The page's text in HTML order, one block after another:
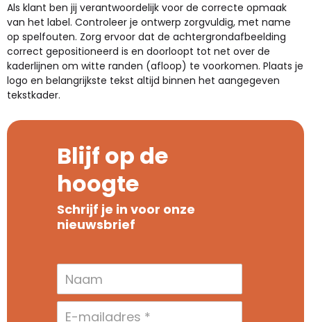
Als klant ben jij verantwoordelijk voor de correcte opmaak
van het label. Controleer je ontwerp zorgvuldig, met name
op spelfouten. Zorg ervoor dat de achtergrondafbeelding
correct gepositioneerd is en doorloopt tot net over de
kaderlijnen om witte randen (afloop) te voorkomen. Plaats je
logo en belangrijkste tekst altijd binnen het aangegeven
tekstkader.
Blijf op de
hoogte
Schrijf je in voor onze
nieuwsbrief